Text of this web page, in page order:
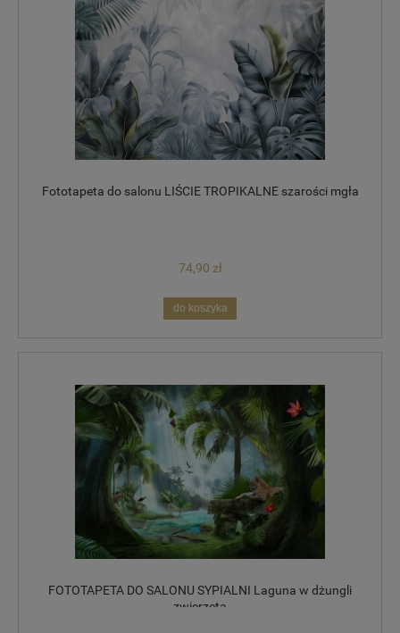
Fototapeta do salonu LIŚCIE TROPIKALNE szarości mgła
74,90 zł
do koszyka
FOTOTAPETA DO SALONU SYPIALNI Laguna w dżungli
zwierzęta